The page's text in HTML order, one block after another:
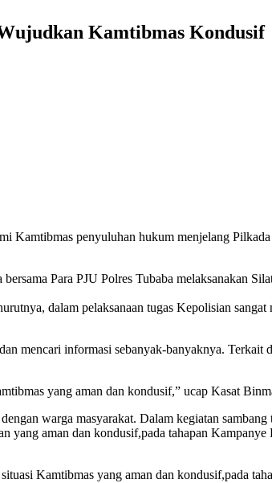
Kamtibmas Kondusif
Kamtibmas penyuluhan hukum menjelang
Para PJU Polres Tubaba melaksanakan
dalam pelaksanaan tugas Kepolisian
mencari informasi sebanyak-banyaknya. Terkait
yang aman dan kondusif,” ucap Kasat
warga masyarakat. Dalam kegiatan sambang
yang aman dan kondusif,pada tahapan Kampanye
Kamtibmas yang aman dan kondusif,pada